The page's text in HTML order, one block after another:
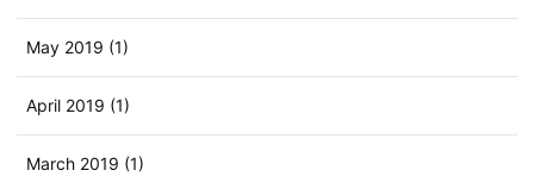
May 2019 (1)
April 2019 (1)
March 2019 (1)